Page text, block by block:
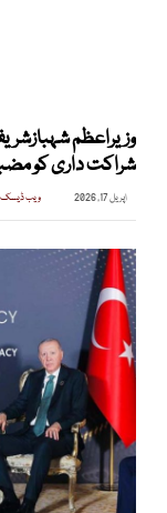
وزیراعظم
شراکت داری کو
اپریل 17, 2026 ویب ڈیسک